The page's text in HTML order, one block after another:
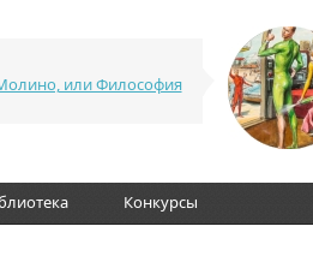
или Философия
Конкурсы